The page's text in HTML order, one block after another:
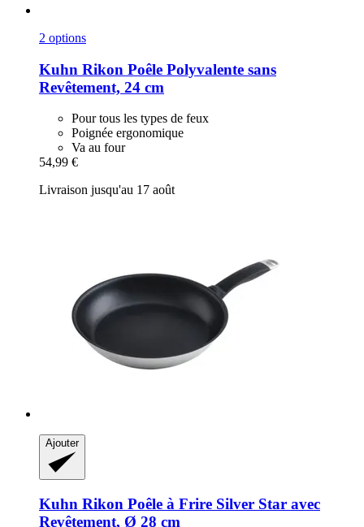
2 options
Kuhn Rikon Poêle Polyvalente sans
Revêtement, 24 cm
Pour tous les types de feux
Poignée ergonomique
Va au four
54,99 €
Livraison jusqu'au 17 août
Ajouter
Kuhn Rikon Poêle à Frire Silver Star avec
Revêtement, Ø 28 cm